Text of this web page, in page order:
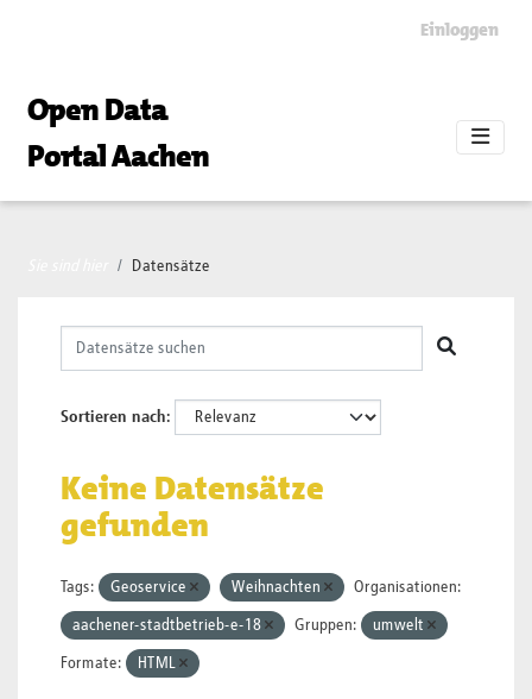
Einloggen
Open Data
Portal Aachen
Datensätze
Sortieren nach
Keine Datensätze
gefunden
Tags: Geoservice Weihnachten Organisationen:
aachener-stadtbetrieb-e-18 Gruppen: umwelt
Formate: HTML